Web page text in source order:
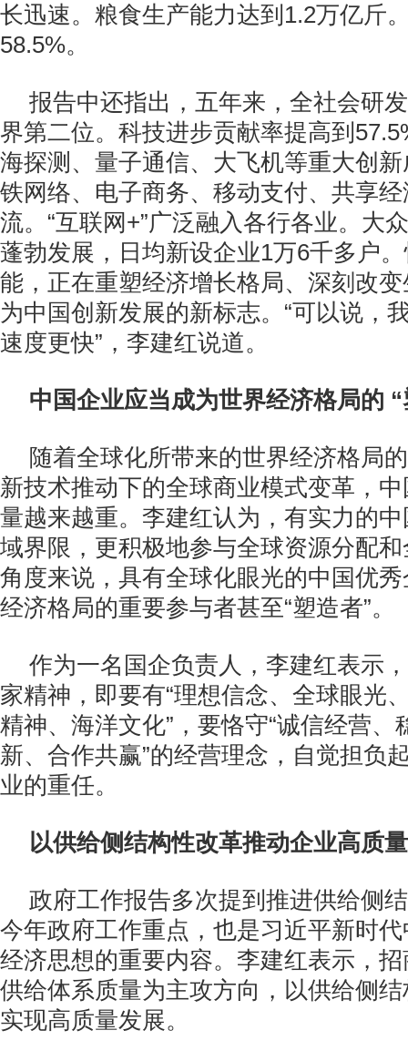
长迅速。粮食生产能力达到1.2万亿斤
58.5%。
报告中还指出，五年来，全社会研
界第二位。科技进步贡献率提高到
海探测、量子通信、大飞机等重大创
铁网络、电子商务、移动支付、共享
流。“互联网+”广泛融入各行各业。大
蓬勃发展，日均新设企业1万6千多户
能，正在重塑经济增长格局、深刻改
为中国创新发展的新标志。“可以说，
速度更快”，李建红说道。
中国企业应当成为世界经济格局的
随着全球化所带来的世界经济格局
新技术推动下的全球商业模式变革，
量越来越重。李建红认为，有实力的
域界限，更积极地参与全球资源分配
角度来说，具有全球化眼光的中国优
经济格局的重要参与者甚至“塑造者”。
作为一名国企负责人，李建红表示
家精神，即要有“理想信念、全球眼光
精神、海洋文化”，要恪守“诚信经营、
新、合作共赢”的经营理念，自觉担负
业的重任。
以供给侧结构性改革推动企业高质
政府工作报告多次提到推进供给侧
今年政府工作重点，也是习近平新时
经济思想的重要内容。李建红表示，
供给体系质量为主攻方向，以供给侧
实现高质量发展。